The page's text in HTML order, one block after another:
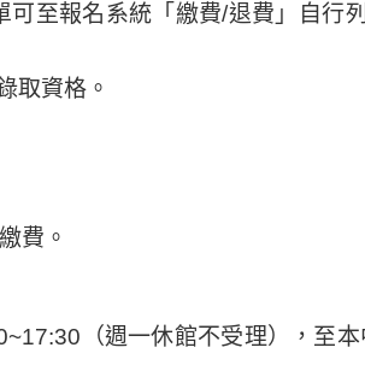
至報名系統「繳費/退費」自行
取資格。
費。
（週一休館不受理），至